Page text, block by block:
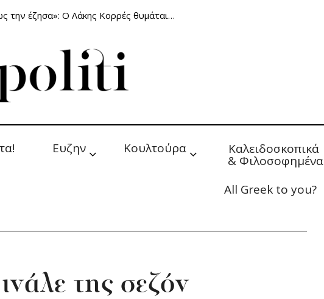
την έζησα»: Ο Λάκης Κορρές θυμάται…
Ευζην Κουλτούρα Καλειδοσκοπικά
& Φιλοσοφημένα
All Greek to you?
της σεζόν